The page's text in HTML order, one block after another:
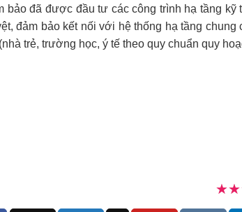
bảo đã được đầu tư các công trình hạ tầng kỹ
đảm bảo kết nối với hệ thống hạ tầng chung
trẻ, trường học, ý tế theo quy chuẩn quy